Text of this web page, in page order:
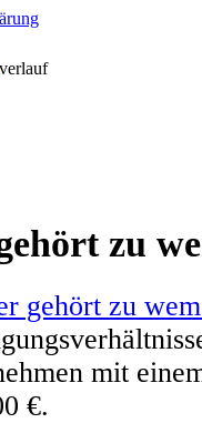
zu
gehört zu
mit
€.